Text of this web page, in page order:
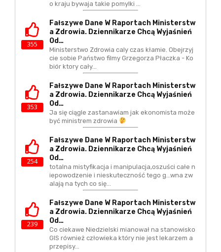
o kraju bywaja takie pomylki ...
355
Fałszywe Dane W Raportach Ministerstw
A Zdrowia. Dziennikarze Chcą Wyjaśnień
Od…
Ministerstwo Zdrowia caly czas kłamie. Obejrzyj
cie sobie Państwo filmy Grzegorza Płaczka - Ko
biór ktory cały…
353
Fałszywe Dane W Raportach Ministerstw
A Zdrowia. Dziennikarze Chcą Wyjaśnień
Od…
Ja się ciągle zastanawiam jak ekonomista może
być ministrem zdrowia
254
Fałszywe Dane W Raportach Ministerstw
A Zdrowia. Dziennikarze Chcą Wyjaśnień
Od…
totalna mistyfikacja i manipulacja,oszuści całe n
iepowodzenie i nieskuteczność tego g...wna zw
alają na tych co się…
239
Fałszywe Dane W Raportach Ministerstw
A Zdrowia. Dziennikarze Chcą Wyjaśnień
Od…
Co ciekawe Niedzielski mianował na stanowisko
GIS również człowieka który nie jest lekarzem a
przepisy…